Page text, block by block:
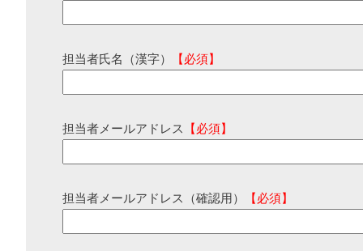
担当者氏名（漢字） 【必須】
担当者メールアドレス 【必須】
担当者メールアドレス（確認用） 【必須】